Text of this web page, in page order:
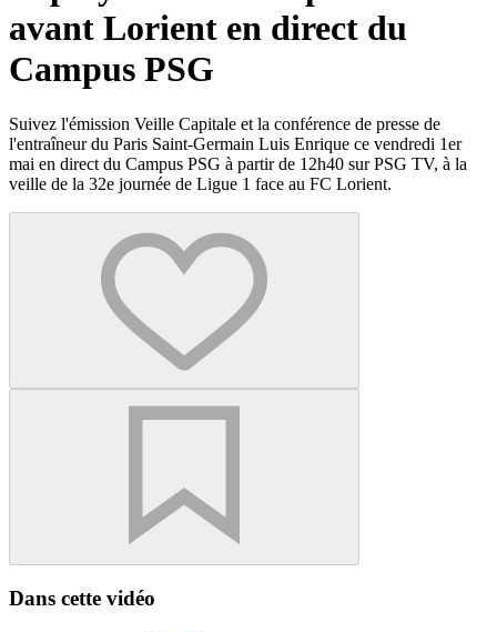
avant Lorient en direct du
Campus PSG
Suivez l'émission Veille Capitale et la conférence de presse de
l'entraîneur du Paris Saint-Germain Luis Enrique ce vendredi 1er
mai en direct du Campus PSG à partir de 12h40 sur PSG TV, à la
veille de la 32e journée de Ligue 1 face au FC Lorient.
Dans cette vidéo